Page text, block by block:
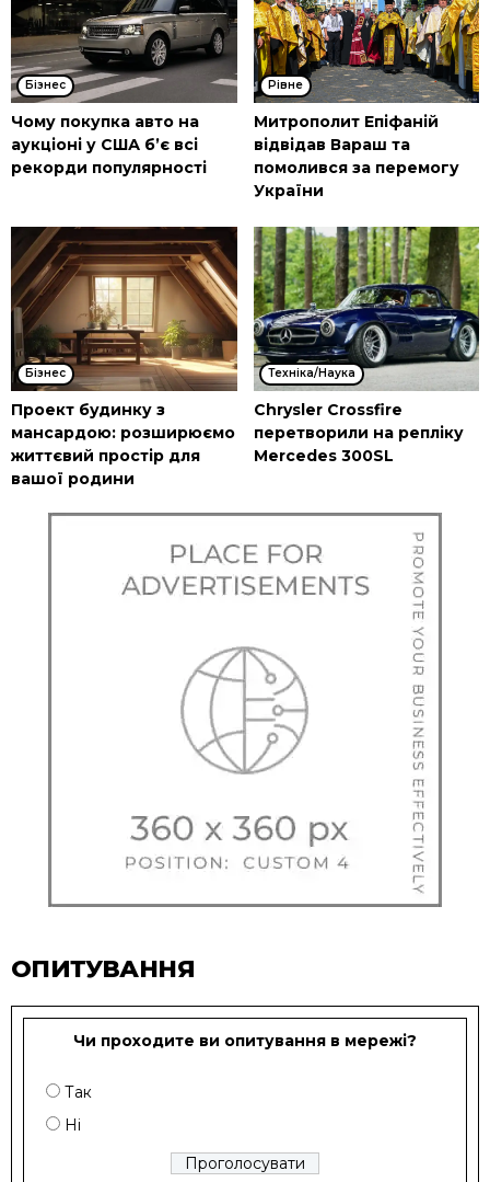
Бізнес
Чому покупка авто на
аукціоні у США б’є всі
рекорди популярності
Рівне
Митрополит Епіфаній
відвідав Вараш та
помолився за перемогу
України
Бізнес
Проект будинку з
мансардою: розширюємо
життєвий простір для
вашої родини
Техніка/Наука
Chrysler Crossfire
перетворили на репліку
Mercedes 300SL
ОПИТУВАННЯ
Чи проходите ви опитування в мережі?
Так
Ні